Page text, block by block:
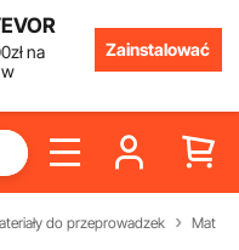
złna
Zainstalować
do przeprowadzek